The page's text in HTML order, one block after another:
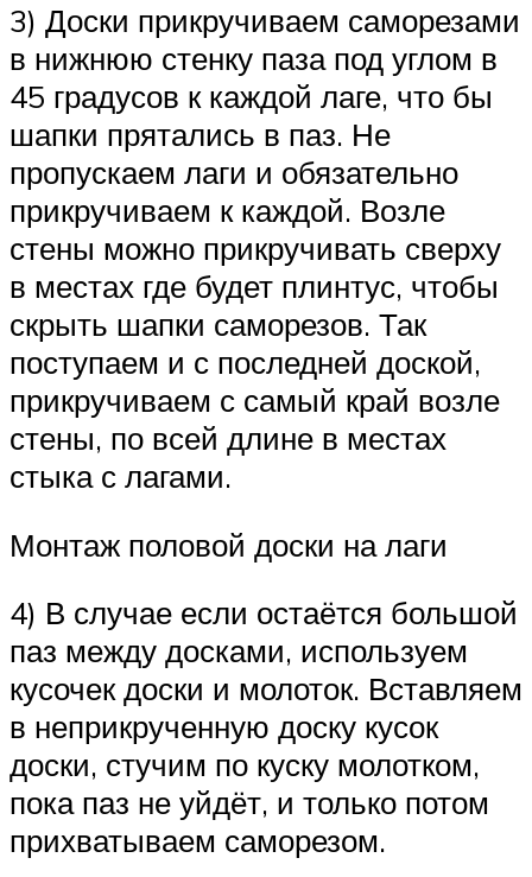
3) Доски прикручиваем саморезами
в нижнюю стенку паза под углом в
45 градусов к каждой лаге, что бы
шапки прятались в паз. Не
пропускаем лаги и обязательно
прикручиваем к каждой. Возле
стены можно прикручивать сверху
в местах где будет плинтус, чтобы
скрыть шапки саморезов. Так
поступаем и с последней доской,
прикручиваем с самый край возле
стены, по всей длине в местах
стыка с лагами.
Монтаж половой доски на лаги
4) В случае если остаётся большой
паз между досками, используем
кусочек доски и молоток. Вставляем
в неприкрученную доску кусок
доски, стучим по куску молотком,
пока паз не уйдёт, и только потом
прихватываем саморезом.